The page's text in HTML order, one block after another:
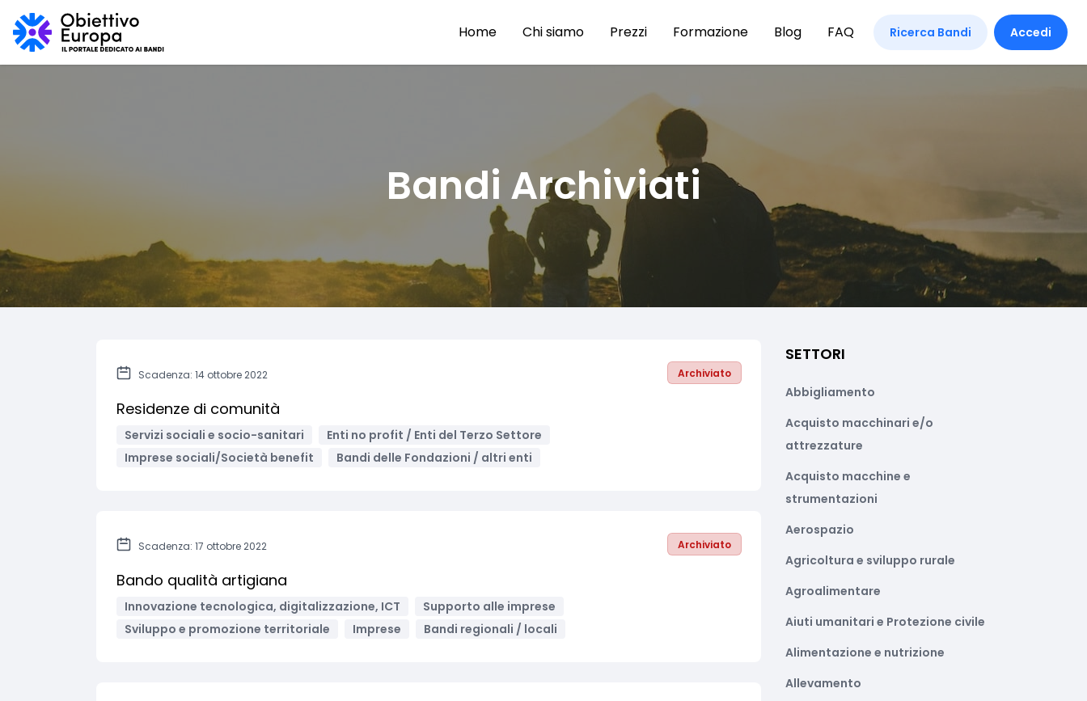
Home Chi siamo Prezzi Formazione Blog FAQ Ricerca Bandi Accedi
Bandi Archiviati
Scadenza: 14 ottobre 2022 Archiviato
Residenze di comunità
Servizi sociali e socio-sanitari
Enti no profit / Enti del Terzo Settore
Imprese sociali/Società benefit
Bandi delle Fondazioni / altri enti
Scadenza: 17 ottobre 2022 Archiviato
Bando qualità artigiana
Innovazione tecnologica, digitalizzazione, ICT
Supporto alle imprese
Sviluppo e promozione territoriale
Imprese Bandi regionali / locali
SETTORI
Abbigliamento
Acquisto macchinari e/o
attrezzature
Acquisto macchine e
strumentazioni
Aerospazio
Agricoltura e sviluppo rurale
Agroalimentare
Aiuti umanitari e Protezione civile
Alimentazione e nutrizione
Allevamento